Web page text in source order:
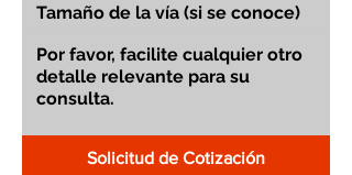
Solicitud de Cotización